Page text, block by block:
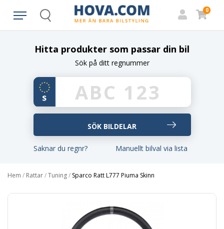
Search
0
Hitta produkter som passar din bil
Sök på ditt regnummer
Saknar du regnr? Manuellt bilval via lista
Hem / Rattar/Tuning/ Sparco Ratt L777 Piuma Skinn